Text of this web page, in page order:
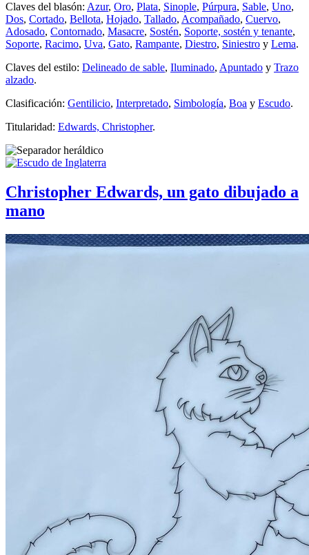
Claves del blasón: Azur, Oro, Plata, Sinople, Púrpura, Sable, Uno,
Dos, Cortado, Bellota, Hojado, Tallado, Acompañado, Cuervo,
Adosado, Contornado, Masacre, Sostén, Soporte, sostén y tenante,
Soporte, Racimo, Uva, Gato, Rampante, Diestro, Siniestro y Lema.
Claves del estilo: Delineado de sable, Iluminado, Apuntado y Trazo
alzado.
Clasificación: Gentilicio, Interpretado, Simbología, Boa y Escudo.
Titularidad: Edwards, Christopher.
Christopher Edwards, un gato dibujado a
mano